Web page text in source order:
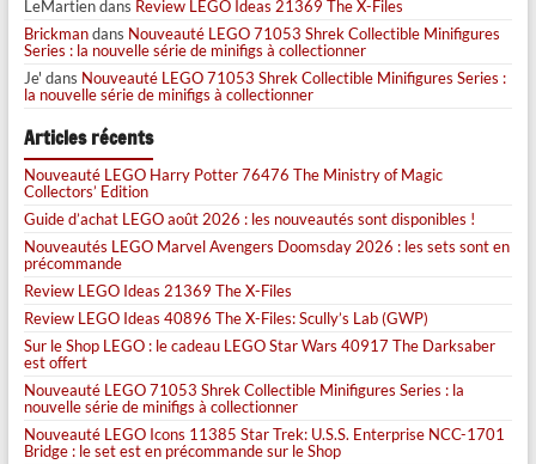
LeMartiendans Review LEGO Ideas 21369 The X-Files
Brickmandans Nouveauté LEGO 71053 Shrek Collectible Minifigures
Series : la nouvelle série de minifigs à collectionner
Je' dans Nouveauté LEGO 71053 Shrek Collectible Minifigures Series :
la nouvelle série de minifigs à collectionner
Articles récents
Nouveauté LEGO Harry Potter 76476 The Ministry of Magic
Collectors’ Edition
Guide d’achat LEGO août 2026 : les nouveautés sont disponibles !
Nouveautés LEGO Marvel Avengers Doomsday 2026 : les sets sont en
précommande
Review LEGO Ideas 21369 The X-Files
Review LEGO Ideas 40896 The X-Files: Scully’s Lab (GWP)
Sur le Shop LEGO : le cadeau LEGO Star Wars 40917 The Darksaber
est offert
Nouveauté LEGO 71053 Shrek Collectible Minifigures Series : la
nouvelle série de minifigs à collectionner
Nouveauté LEGO Icons 11385 Star Trek: U.S.S. Enterprise NCC-1701
Bridge : le set est en précommande sur le Shop